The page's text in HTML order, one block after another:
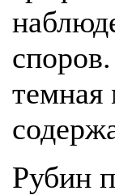
темная
Рубин